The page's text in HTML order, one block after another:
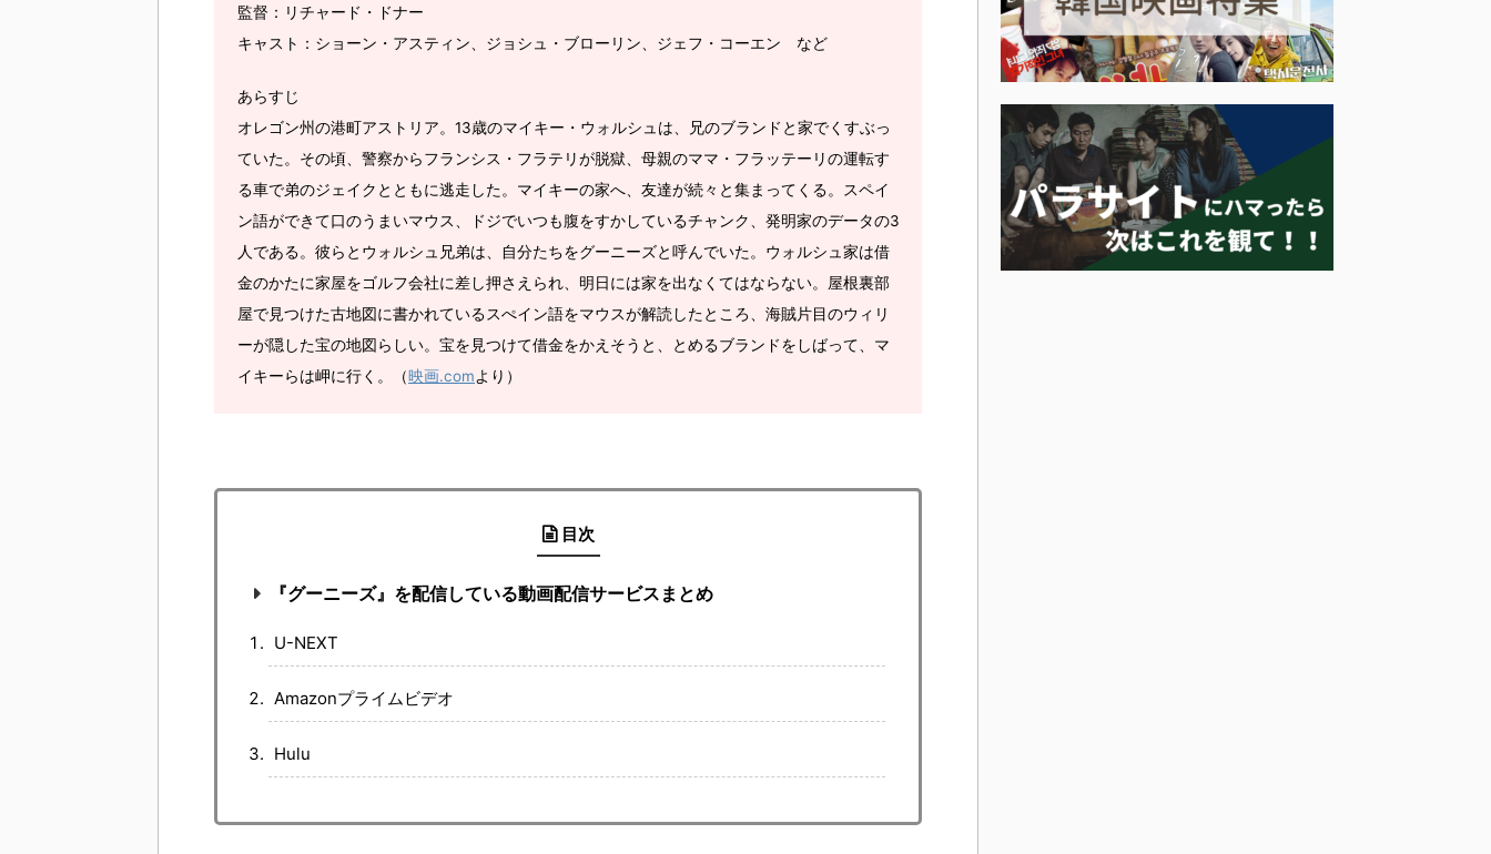
監督：リチャード・ドナー
キャスト：ショーン・アスティン、ジョシュ・ブローリン、ジェフ・コーエン など
あらすじ
オレゴン州の港町アストリア。13歳のマイキー・ウォルシュは、兄のブランドと家でくすぶっ
ていた。その頃、警察からフランシス・フラテリが脱獄、母親のママ・フラッテーリの運転す
る車で弟のジェイクとともに逃走した。マイキーの家へ、友達が続々と集まってくる。スペイ
ン語ができて口のうまいマウス、ドジでいつも腹をすかしているチャンク、発明家のデータの3
人である。彼らとウォルシュ兄弟は、自分たちをグーニーズと呼んでいた。ウォルシュ家は借
金のかたに家屋をゴルフ会社に差し押さえられ、明日には家を出なくてはならない。屋根裏部
屋で見つけた古地図に書かれているスぺイン語をマウスが解読したところ、海賊片目のウィリ
ーが隠した宝の地図らしい。宝を見つけて借金をかえそうと、とめるブランドをしばって、マ
イキーらは岬に行く。（映画.comより）
目次
『グーニーズ』を配信している動画配信サービスまとめ
U-NEXT
Amazonプライムビデオ
Hulu